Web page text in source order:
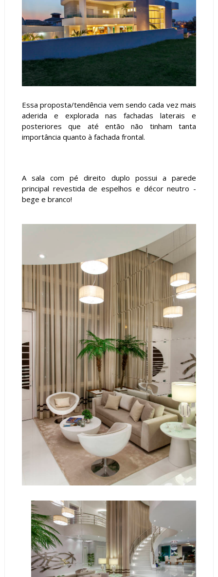
Essa proposta/tendência vem sendo cada vez mais
aderida e explorada nas fachadas laterais e
posteriores que até então não tinham tanta
importância quanto à fachada frontal.
A sala com pé direito duplo possui a parede
principal revestida de espelhos e décor neutro -
bege e branco!